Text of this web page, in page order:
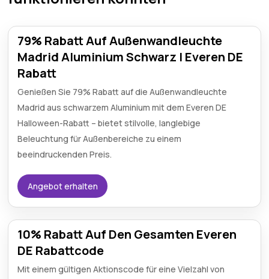
79% Rabatt Auf Außenwandleuchte
Madrid Aluminium Schwarz | Everen DE
Rabatt
Genießen Sie 79% Rabatt auf die Außenwandleuchte
Madrid aus schwarzem Aluminium mit dem Everen DE
Halloween-Rabatt – bietet stilvolle, langlebige
Beleuchtung für Außenbereiche zu einem
beeindruckenden Preis.
Angebot erhalten
10% Rabatt Auf Den Gesamten Everen
DE Rabattcode
Mit einem gültigen Aktionscode für eine Vielzahl von